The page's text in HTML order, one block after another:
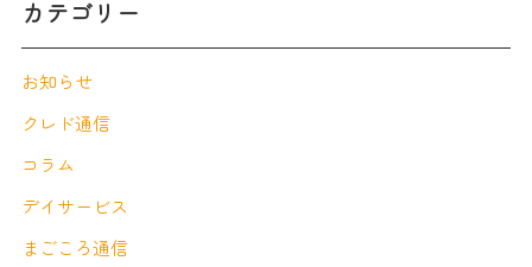
カテゴリー
お知らせ
クレド通信
コラム
デイサービス
まごころ通信